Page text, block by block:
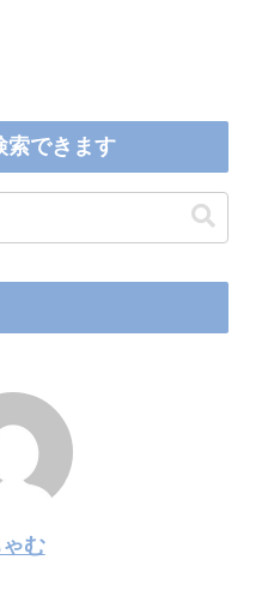
索できます
む